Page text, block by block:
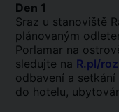
Den 1
Sraz u stanoviště
plánovaným
Porlamar na
sledujte na R.pl/
odbavení a
do hotelu,